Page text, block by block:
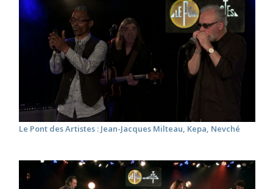
Le Pont des Artistes : Jean-Jacques Milteau, Kepa, Nevché